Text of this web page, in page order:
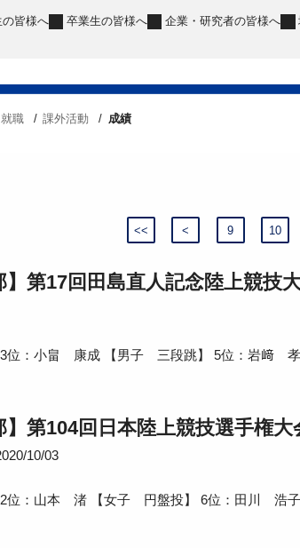
の皆様へ 卒業生の皆様へ 企業・研究者の皆様へ
職 課外活動 成績
<< < 9 10
】第17回田島直人記念陸上競技
3位：小畠 康成 【男子 三段跳】 5位：岩﨑
】第104回日本陸上競技選手権大
10/03
2位：山本 渚 【女子 円盤投】 6位：田川 浩子